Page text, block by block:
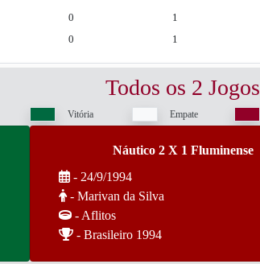
0 1
0 1
Todos os 2 Jogos
Vitória Empate
Náutico 2 X 1 Fluminense
- 24/9/1994
- Marivan da Silva
- Aflitos
- Brasileiro 1994